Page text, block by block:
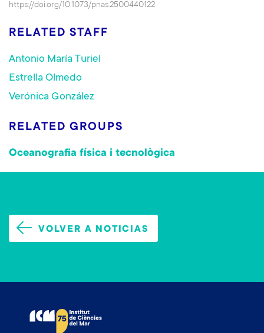
https://doi.org/10.1073/pnas.2500440122
RELATED STAFF
Antonio María Turiel
Estrella Olmedo
Verónica González
RELATED GROUPS
Oceanografia física i tecnològica
VOLVER A NOTICIAS